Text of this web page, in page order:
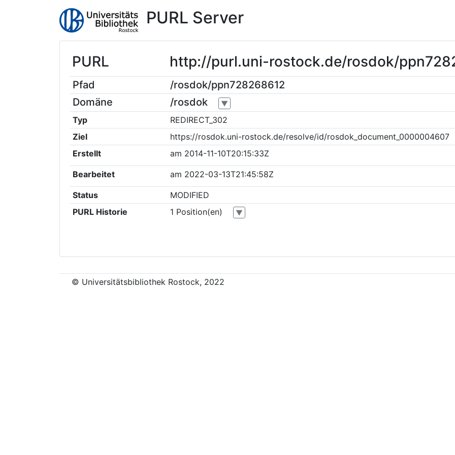
PURL Server
PURL http://purl.uni-rostock.de/rosdok/
Pfad
/rosdok/ppn728268612
Domäne
/rosdok ▼
Typ
REDIRECT_302
Ziel
https://rosdok.uni-rostock.de/resolve/id/rosdok_document_0000004607
Erstellt
am 2014-11-10T20:15:33Z
Bearbeitet am 2022-03-13T21:45:58Z
Status
MODIFIED
PURL Historie
1 Position(en) ▼
© Universitätsbibliothek Rostock, 2022